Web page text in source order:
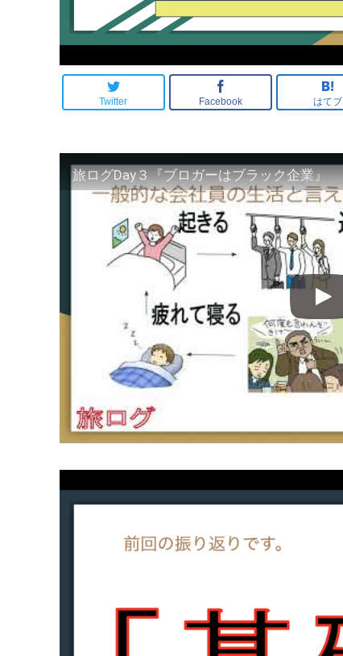
Twitter Facebook はてブ
旅ログDay３『ブロガーはブラック企業』